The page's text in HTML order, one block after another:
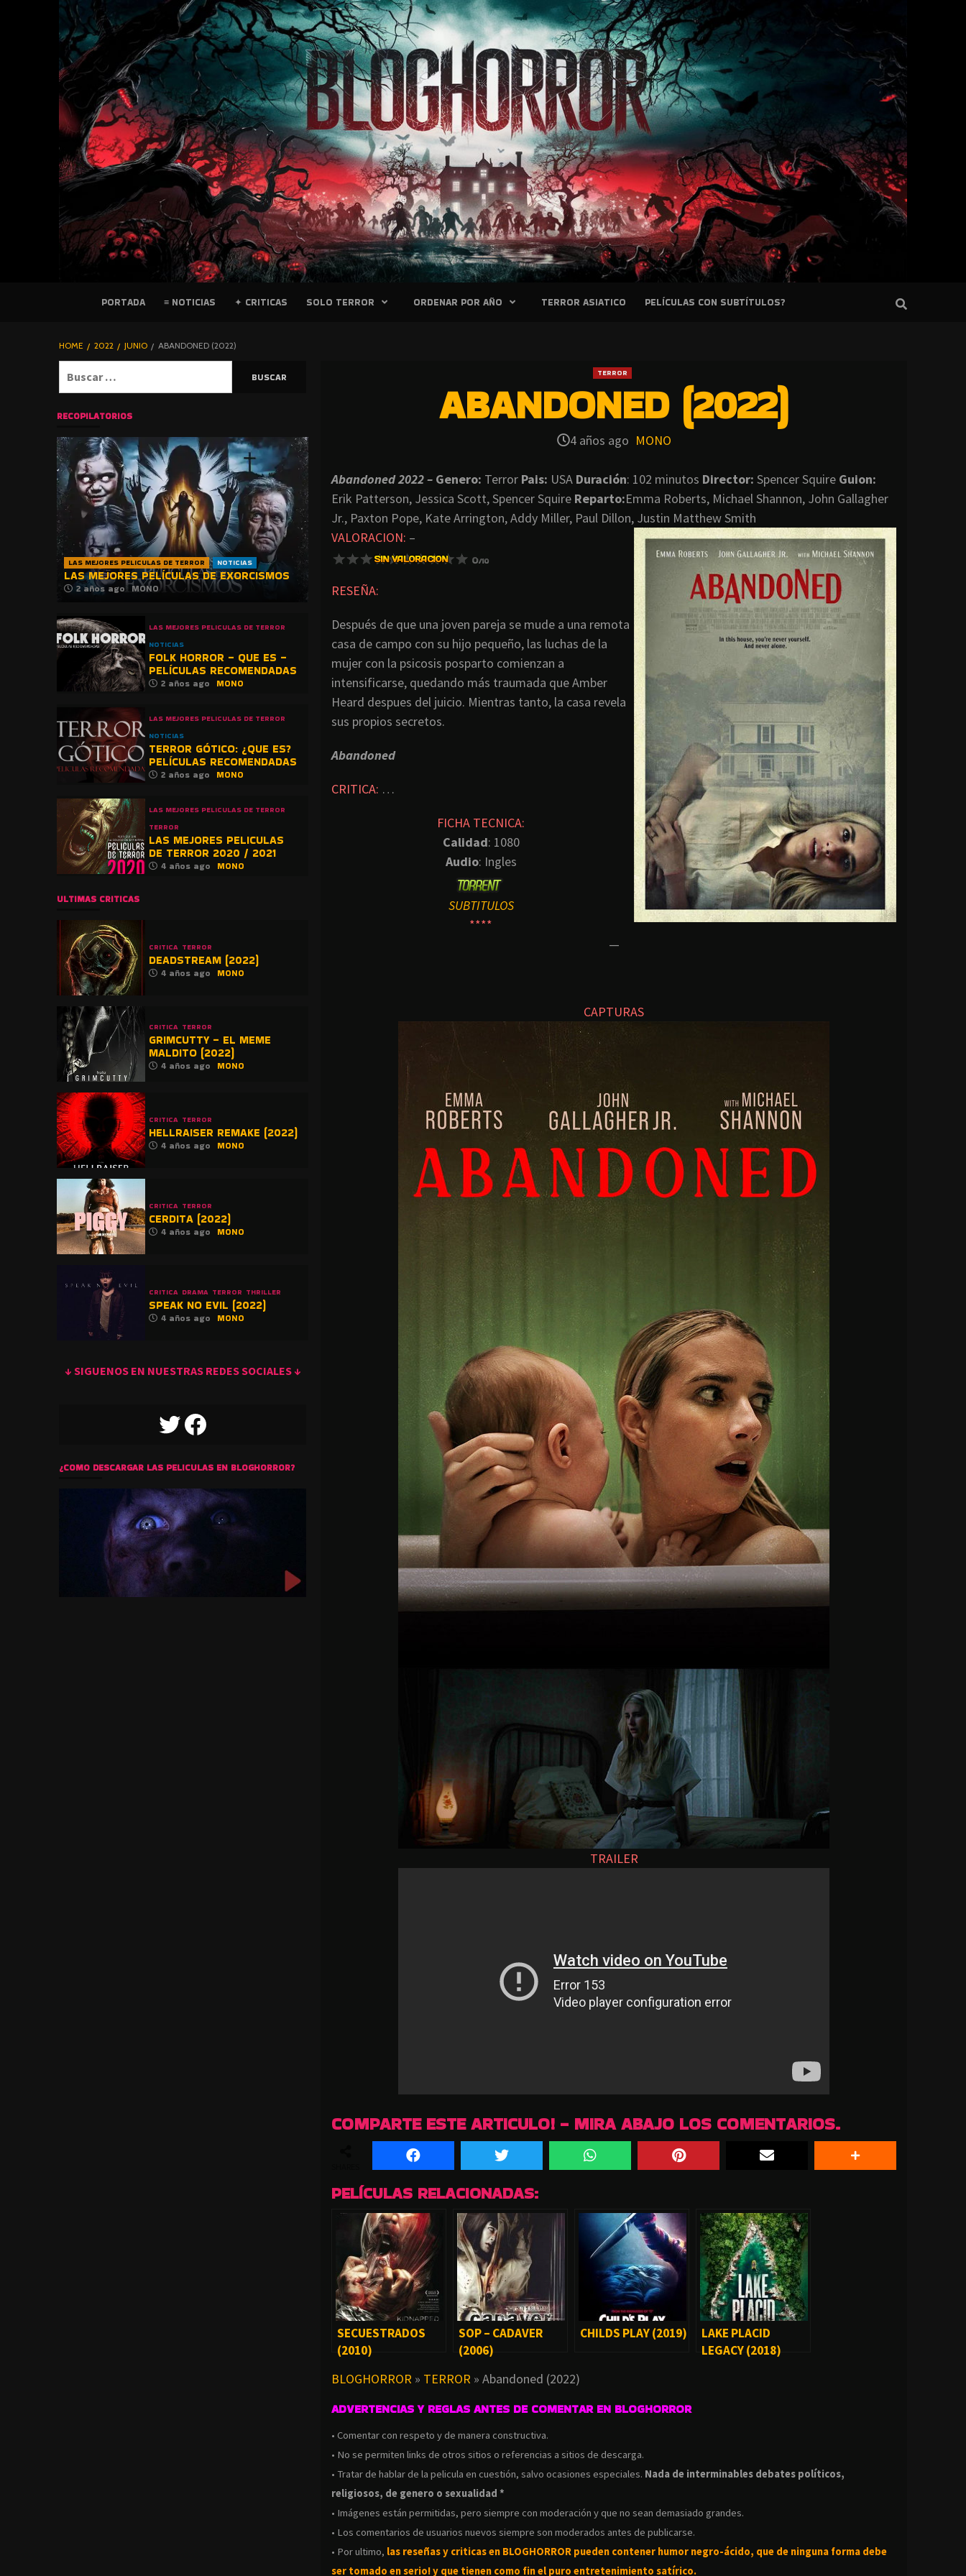
PELICULAS
BLOGHORROR
⋆
PORTADA ≡ NOTICIAS ✦ CRITICAS SOLO TERROR ORDENAR POR AÑO TERROR ASIATICO PELÍCULAS CON SUBTÍTULOS?
HOME 2022 JUNIO ABANDONED (2022)
TERROR
ABANDONED (2022)
4 años ago MONO
Abandoned 2022 – Genero: Terror Pais: USA Duración: 102 minutos Director: Spencer Squire Guion:
Erik Patterson, Jessica Scott, Spencer Squire Reparto:Emma Roberts, Michael Shannon, John Gallagher
Jr., Paxton Pope, Kate Arrington, Addy Miller, Paul Dillon, Justin Matthew Smith
VALORACION: –
RESEÑA:
Después de que una joven pareja se mude a una remota
casa de campo con su hijo pequeño, las luchas de la
mujer con la psicosis posparto comienzan a
intensificarse, quedando más traumada que Amber
Heard despues del juicio. Mientras tanto, la casa revela
sus propios secretos.
Abandoned
CRITICA: …
FICHA TECNICA:
Calidad: 1080
Audio: Ingles
SUBTITULOS
****
—
CAPTURAS
TRAILER
COMPARTE ESTE ARTICULO! - MIRA ABAJO LOS COMENTARIOS.
PELÍCULAS RELACIONADAS:
SECUESTRADOS
(2010)
SOP – CADAVER
(2006)
CHILDS PLAY (2019)
LAKE PLACID
LEGACY (2018)
BLOGHORROR » TERROR » Abandoned (2022)
ADVERTENCIAS Y REGLAS ANTES DE COMENTAR EN BLOGHORROR
• Comentar con respeto y de manera constructiva.
• No se permiten links de otros sitios o referencias a sitios de descarga.
• Tratar de hablar de la pelicula en cuestión, salvo ocasiones especiales. Nada de interminables debates políticos,
religiosos, de genero o sexualidad *
• Imágenes están permitidas, pero siempre con moderación y que no sean demasiado grandes.
• Los comentarios de usuarios nuevos siempre son moderados antes de publicarse.
• Por ultimo, las reseñas y criticas en BLOGHORROR pueden contener humor negro-ácido, que de ninguna forma debe
ser tomado en serio! y que tienen como fin el puro entretenimiento satírico.
RECOPILATORIOS
LAS MEJORES PELICULAS DE TERROR NOTICIAS
LAS MEJORES PELÍCULAS DE EXORCISMOS
2 años ago MONO
LAS MEJORES PELICULAS DE TERROR
NOTICIAS
FOLK HORROR – QUE ES –
PELÍCULAS RECOMENDADAS
2 años ago MONO
LAS MEJORES PELICULAS DE TERROR
NOTICIAS
TERROR GÓTICO: ¿QUE ES?
PELÍCULAS RECOMENDADAS
2 años ago MONO
LAS MEJORES PELICULAS DE TERROR
TERROR
LAS MEJORES PELICULAS
DE TERROR 2020 / 2021
4 años ago MONO
ULTIMAS CRITICAS
CRITICA TERROR
DEADSTREAM (2022)
4 años ago MONO
CRITICA TERROR
GRIMCUTTY – EL MEME
MALDITO (2022)
4 años ago MONO
CRITICA TERROR
HELLRAISER REMAKE (2022)
4 años ago MONO
CRITICA TERROR
CERDITA (2022)
4 años ago MONO
CRITICA DRAMA TERROR THRILLER
SPEAK NO EVIL (2022)
4 años ago MONO
↓ SIGUENOS EN NUESTRAS REDES SOCIALES ↓
TWITTERFACEBOOK
¿COMO DESCARGAR LAS PELICULAS EN BLOGHORROR?